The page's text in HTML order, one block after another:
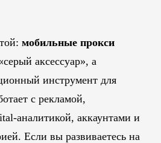
мобильные прокси
аксессуар», а
инструмент для
с рекламой,
аналитикой, аккаунтами и
Если вы развиваетесь на